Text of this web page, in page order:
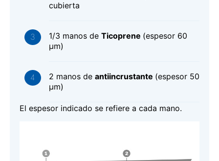
cubierta
1/3 manos de Ticoprene (espesor 60
μm)
2 manos de antiincrustante (espesor 50
μm)
El espesor indicado se refiere a cada mano.